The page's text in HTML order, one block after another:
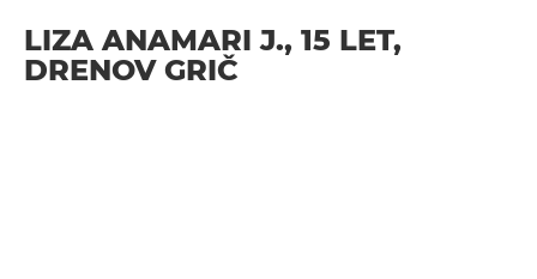
LIZA ANAMARI J., 15 LET,
DRENOV GRIČ